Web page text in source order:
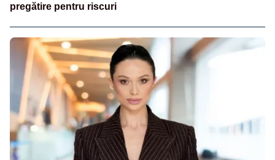
pregătire pentru riscuri